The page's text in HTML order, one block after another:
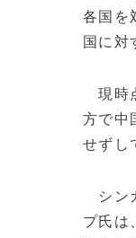
各国を
国に対
現時
方で中
せずし
シン
プ氏は